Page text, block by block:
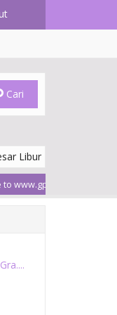
Cari
Libur